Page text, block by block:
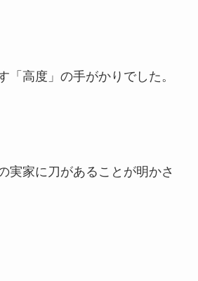
「高度」の手がかりでした。
実家に刀があることが明かさ